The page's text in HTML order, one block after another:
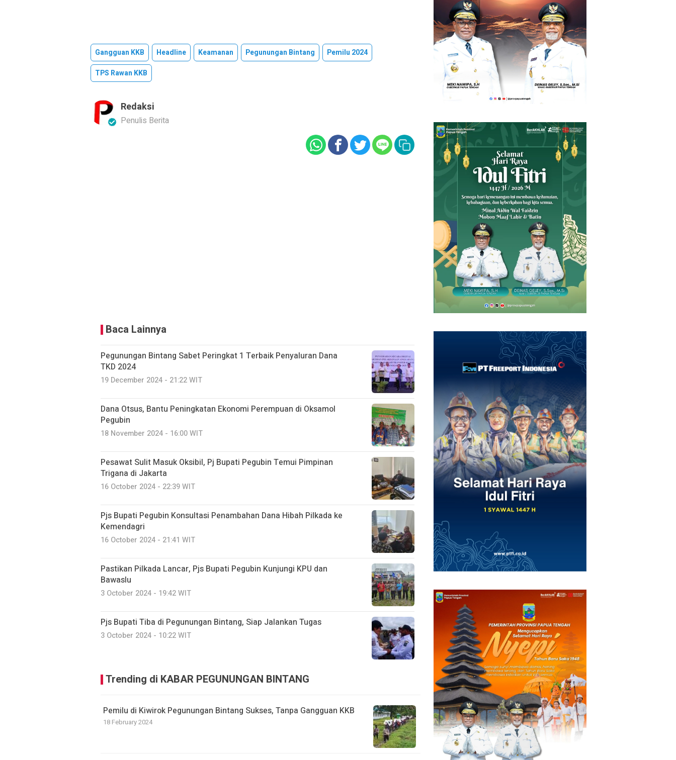
Gangguan KKB Headline Keamanan Pegunungan Bintang
Pemilu 2024
TPS Rawan KKB
Redaksi
Penulis Berita
Baca Lainnya
Pegunungan Bintang Sabet Peringkat 1 Terbaik Penyaluran Dana
TKD 2024
19 December 2024 - 21:22 WIT
Dana Otsus, Bantu Peningkatan Ekonomi Perempuan di Oksamol
Pegubin
18 November 2024 - 16:00 WIT
Pesawat Sulit Masuk Oksibil, Pj Bupati Pegubin Temui Pimpinan
Trigana di Jakarta
16 October 2024 - 22:39 WIT
Pjs Bupati Pegubin Konsultasi Penambahan Dana Hibah Pilkada ke
Kemendagri
16 October 2024 - 21:41 WIT
Pastikan Pilkada Lancar, Pjs Bupati Pegubin Kunjungi KPU dan
Bawaslu
3 October 2024 - 19:42 WIT
Pjs Bupati Tiba di Pegunungan Bintang, Siap Jalankan Tugas
3 October 2024 - 10:22 WIT
Trending di KABAR PEGUNUNGAN BINTANG
Pemilu di Kiwirok Pegunungan Bintang Sukses, Tanpa Gangguan KKB
18 February 2024